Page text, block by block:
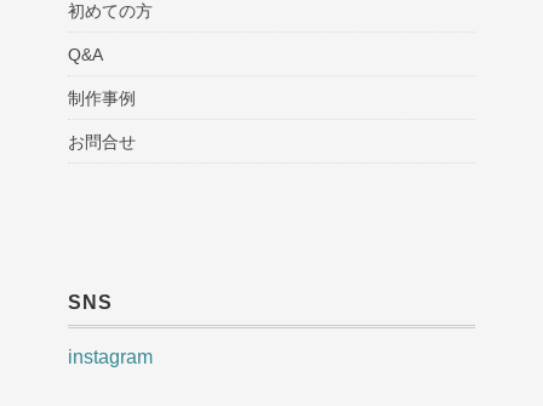
初めての方
Q&A
制作事例
お問合せ
SNS
instagram